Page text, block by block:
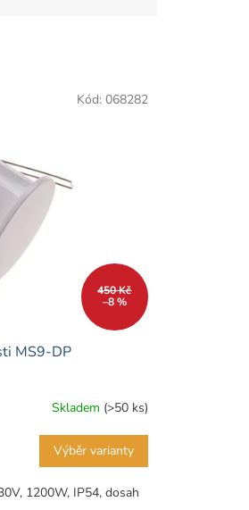
450 Kč
–8 %
MS9-DP
Skladem (>50 ks)
Výběr varianty
1200W, IP54, dosah
Kód: 068282